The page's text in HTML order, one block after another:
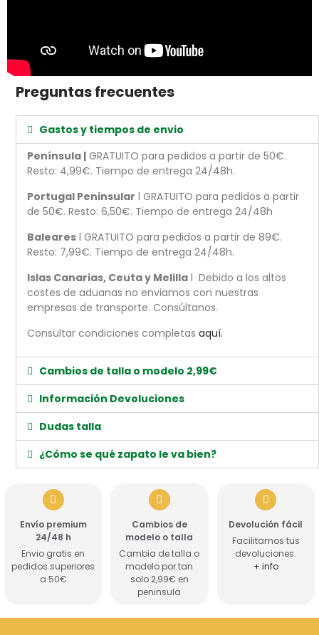
Preguntas frecuentes
Gastos y tiempos de envio
Península | GRATUITO para pedidos a partir de 50€.
Resto: 4,99€. Tiempo de entrega 24/48h.
Portugal Peninsular l GRATUITO para pedidos a partir
de 50€. Resto: 6,50€. Tiempo de entrega 24/48h
Baleares l GRATUITO para pedidos a partir de 89€.
Resto: 7,99€. Tiempo de entrega 24/48h.
Islas Canarias, Ceuta y Melilla l Debido a los altos
costes de aduanas no enviamos con nuestras
empresas de transporte. Consúltanos.
Consultar condiciones completasaquí.
Cambios de talla o modelo 2,99€
Información Devoluciones
Dudas talla
¿Cómo se qué zapato le va bien?
Envío premium
24/48 h
Envio gratis en
pedidos superiores
a 50€
Cambios de
modelo o talla
Cambia de talla o
modelo por tan
solo 2,99€ en
peninsula
Devolución fácil
Facilitamos tus
devoluciones.
+ info